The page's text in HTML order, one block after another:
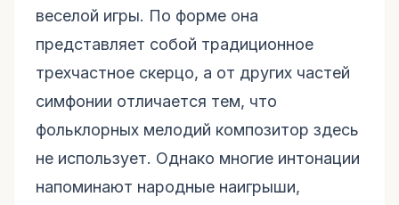
веселой игры. По форме она
представляет собой традиционное
трехчастное скерцо, а от других частей
симфонии отличается тем, что
фольклорных мелодий композитор здесь
не использует. Однако многие интонации
напоминают народные наигрыши,